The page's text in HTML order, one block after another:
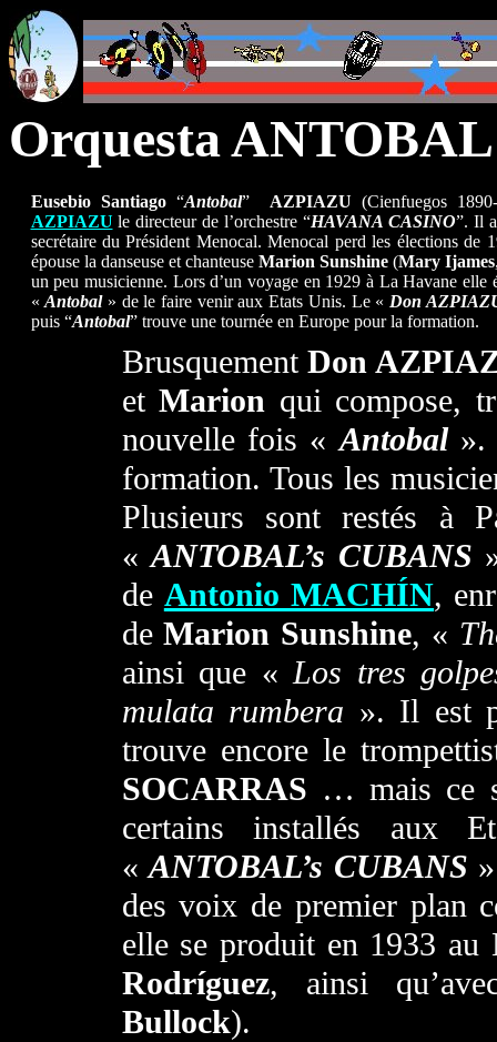
Orquesta
Eusebio Santiago “Antobal” AZPIAZU (Cienfuegos
AZPIAZU le directeur de l’orchestre “HAVANA CASINO”. Il
secrétaire du Président Menocal. Menocal perd les élections de
épouse la danseuse et chanteuse Marion Sunshine(Mary Ijames
un peu musicienne. Lors d’un voyage en 1929 à La Havane elle
«Antobal» de le faire venir aux Etats Unis. Le « Don
puis “Antobal” trouve une tournée en Europe pour la formation.
BrusquementDon
et Marion qui compose,
nouvelle fois «Antobal».
formation. Tous les
Plusieurs sont restés à
«ANTOBAL’s CUBANS
de Antonio MACHÍN,
deMarion Sunshine, «
ainsi que «Los tres
mulata rumbera ». Il est
trouve encore le
SOCARRAS … mais ce
certains installés aux
«ANTOBAL’s CUBANS
des voix de premier plan
elle se produit en 1933
Rodríguez, ainsi
Bullock).